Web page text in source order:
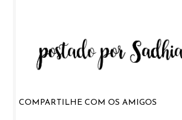
COMPARTILHE COM OS AMIGOS